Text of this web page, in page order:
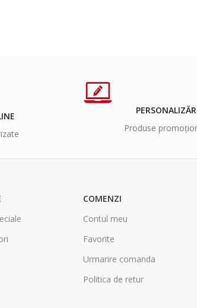
Produse
COMENZI
Contul meu
Favorite
Urmarire comanda
Politica de retur